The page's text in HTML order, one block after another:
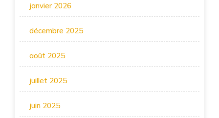
janvier 2026
décembre 2025
août 2025
juillet 2025
juin 2025